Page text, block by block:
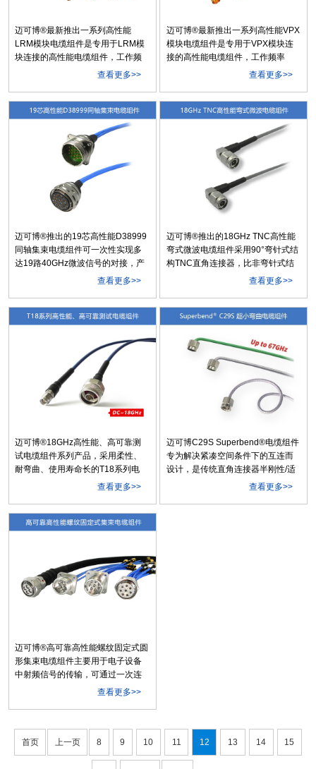
迈可博®最新推出一系列高性能
LRM模块电缆组件是专用于LRM模
块连接的高性能电缆组件，工作频
率DC~18GHz，具有驻波性能好、
互配性良好，连接稳定，配合可
靠，是LRM模块连接的优质选择。
查看更多>>
迈可博®最新推出一系列高性能VPX
模块电缆组件是专用于VPX模块连
接的高性能电缆组件，工作频率
DC~18GHz，具有驻波性能好、屏
配性良好，连接稳定，配合可靠，
查看更多>>
迈可博®推出的19芯高性能D38999
同轴集束电缆组件可一次性实现多
达19路40GHz微波信号的对接，产
品结构紧凑、连接可靠，集束插芯
性，集束接头采用D38999III系列标
卸，并具有防误插与自动防松功....
查看更多>>
迈可博®推出的18GHz TNC高性能
弯式微波电缆组件采用90°弯针式结
构TNC直角连接器，比非弯针式结
构具有更高的工作频率与更佳的
相电缆(线径4.9mm)更具有衰减低、
微波设备、测试仪器、模块之....
查看更多>>
迈可博®18GHz高性能、高可靠测
试电缆组件系列产品，采用柔性、
耐弯曲、使用寿命长的T18系列电
缆，其组件相位、幅度、性能稳定
查看更多>>
迈可博C29S Superbend®电缆组件
专为解决紧凑空间条件下的互连而
设计，是传统直角连接器半刚性/适
形/柔性电缆组件的理想替代品。产
查看更多>>
迈可博®​高可靠高性能螺纹固定式圆
形集束电缆组件主要用于电子设备
中射频信号的传输，可通过一次连
接实现多路信号的对接，具有防误
组件抗震/抗冲击能力强、可靠性
高、耐环境性强、机械和电气性能
优异，广泛适用于军民用天线阵列
查看更多>>
首页 上一页 8 9 10 11 12 13 14 15